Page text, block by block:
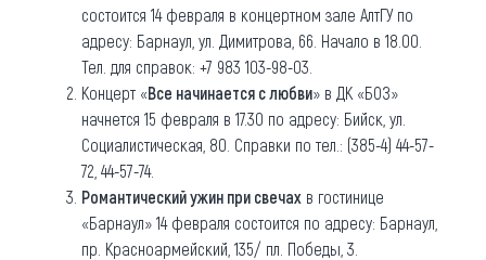
состоится 14 февраля в концертном зале АлтГУ по
адресу: Барнаул, ул. Димитрова, 66. Начало в 18.00.
Тел. для справок: +7 983 103-98-03.
Концерт «Все начинается с любви» в ДК «БОЗ»
начнется 15 февраля в 17.30 по адресу: Бийск, ул.
Социалистическая, 80. Справки по тел.: (385-4) 44-57-
72, 44-57-74.
Романтический ужин при свечах в гостинице
«Барнаул» 14 февраля состоится по адресу: Барнаул,
пр. Красноармейский, 135/ пл. Победы, 3.